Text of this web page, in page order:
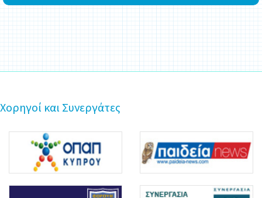
Χορηγοί και Συνεργάτες